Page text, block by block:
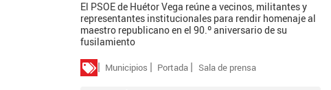
El PSOE de Huétor Vega reúne a vecinos, militantes y
representantes institucionales para rendir homenaje al
maestro republicano en el 90.º aniversario de su
fusilamiento
Municipios Portada Sala de prensa